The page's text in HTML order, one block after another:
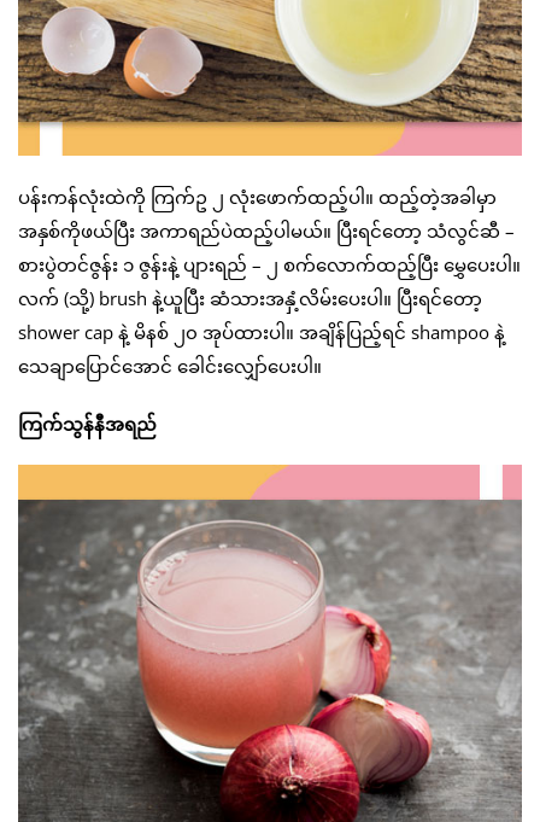
ပန်းကန်လုံးထဲကို ကြက်ဥ ၂ လုံးဖောက်ထည့်ပါ။ ထည့်တဲ့အခါမှာ
အနှစ်ကိုဖယ်ပြီး အကာရည်ပဲထည့်ပါမယ်။ ပြီးရင်တော့ သံလွင်ဆီ –
စားပွဲတင်ဇွန်း ၁ ဇွန်းနဲ့ ပျားရည် – ၂ စက်လောက်ထည့်ပြီး မွှေပေးပါ။
လက် (သို့) brush နဲ့ယူပြီး ဆံသားအနှံ့လိမ်းပေးပါ။ ပြီးရင်တော့
shower cap နဲ့ မိနစ် ၂၀ အုပ်ထားပါ။ အချိန်ပြည့်ရင် shampoo နဲ့
သေချာပြောင်အောင် ခေါင်းလျှော်ပေးပါ။
ကြက်သွန်နီအရည်